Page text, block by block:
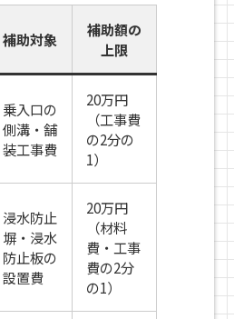
補助対象
補助額の
上限
乗入口の
側溝・舗
装工事費
20万円
（工事費
の2分の
1）
浸水防止
塀・浸水
防止板の
設置費
20万円
（材料
費・工事
費の2分
の1）